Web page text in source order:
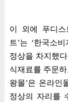
이 외에 푸디
트’는 ‘한국소비
정상을 차지했다
식재료를 주문하
왕몰’은 온라인
정상의 자리를